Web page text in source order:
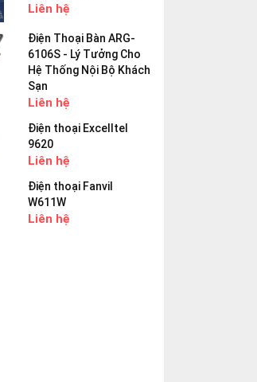
Liên hệ
Điện Thoại Bàn ARG-
6106S - Lý Tưởng Cho
Hệ Thống Nội Bộ Khách
Sạn
Liên hệ
Điện thoại Excelltel
9620
Liên hệ
Điện thoại Fanvil
W611W
Liên hệ